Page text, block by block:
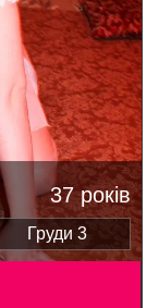
37 років
Груди 3